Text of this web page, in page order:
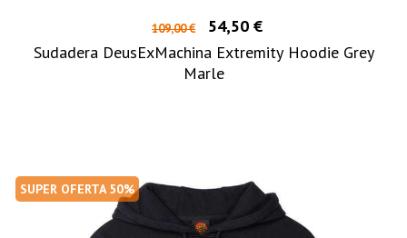
109,00 €
54,50 €
Sudadera DeusExMachina Extremity Hoodie Grey
Marle
SUPER OFERTA 50%